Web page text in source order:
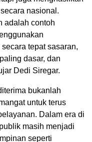
nasional.
adalah contoh
tepat sasaran,
dasar, dan
Dedi Siregar.
bukanlah
untuk terus
Dalam era di
masih menjadi
seperti